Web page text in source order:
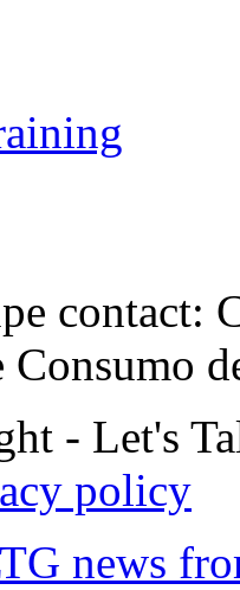
contact:
- Let's
policy
news